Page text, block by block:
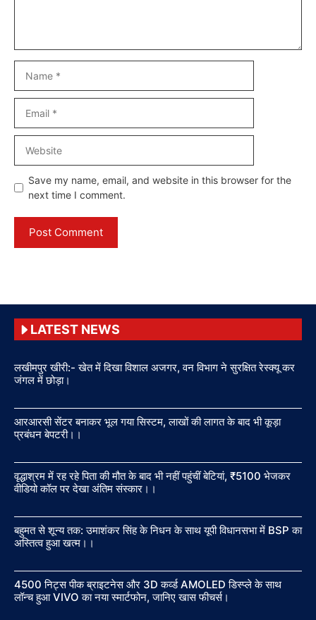
Save my name, email, and website in this browser for the
next time I comment.
LATEST NEWS
लखीमपुर खीरी:- खेत में दिखा विशाल अजगर, वन विभाग ने सुरक्षित रेस्क्यू कर
जंगल में छोड़ा।
आरआरसी सेंटर बनाकर भूल गया सिस्टम, लाखों की लागत के बाद भी कूड़ा
प्रबंधन बेपटरी।।
वृद्धाश्रम में रह रहे पिता की मौत के बाद भी नहीं पहुंचीं बेटियां, ₹5100 भेजकर
वीडियो कॉल पर देखा अंतिम संस्कार।।
बहुमत से शून्य तक: उमाशंकर सिंह के निधन के साथ यूपी विधानसभा में BSP का
अस्तित्व हुआ खत्म।।
4500 निट्स पीक ब्राइटनेस और 3D कर्व्ड AMOLED डिस्प्ले के साथ
लॉन्च हुआ VIVO का नया स्मार्टफोन, जानिए खास फीचर्स।